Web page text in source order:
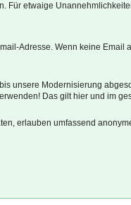
Für etwaige
Adresse. Wenn keine Email
unsere Modernisierung
Das gilt hier und im
erlauben umfassend